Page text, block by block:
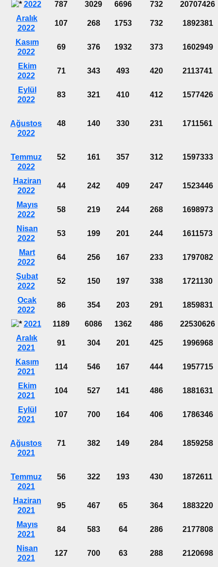
2022 787 3029 6696 732
20707426
Aralık
2022
107 268 1753 732 1892381
Kasım
2022
69 376 1932 373 1602949
Ekim
2022
71 343 493 420 2113741
Eylül
2022
83 321 410 412 1577426
Ağustos
2022
48 140 330 231 1711561
Temmuz
2022
52 161 357 312 1597333
Haziran
2022
44 242 409 247 1523446
Mayıs
2022
58 219 244 268 1698973
Nisan
2022
53 199 201 244 1611573
Mart
2022
64 256 167 233 1797082
Şubat
2022
52 150 197 338 1721130
Ocak
2022
86 354 203 291 1859831
2021 1189 6086 1362 486
22530626
Aralık
2021
91 304 201 425 1996968
Kasım
2021
114 546 167 444 1957715
Ekim
2021
104 527 141 486 1881631
Eylül
2021
107 700 164 406 1786346
Ağustos
2021
71 382 149 284 1859258
Temmuz
2021
56 322 193 430 1872611
Haziran
2021
95 467 65 364 1883220
Mayıs
2021
84 583 64 286 2177808
Nisan
2021
127 700 63 288 2120698